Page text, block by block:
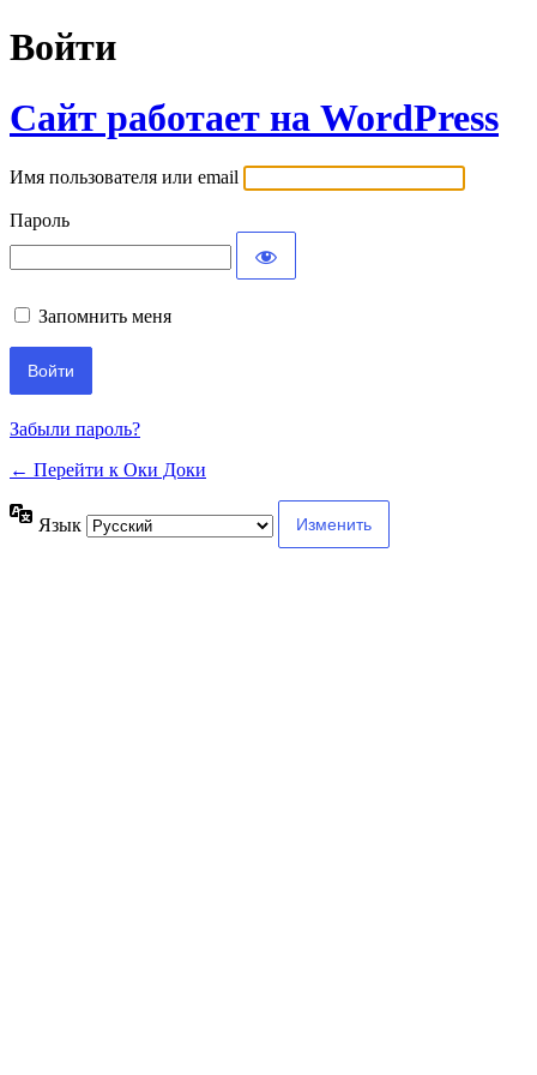
Войти
Сайт работает на WordPress
Имя пользователя или email
Пароль
Запомнить меня
Забыли пароль?
← Перейти к Оки Доки
Язык